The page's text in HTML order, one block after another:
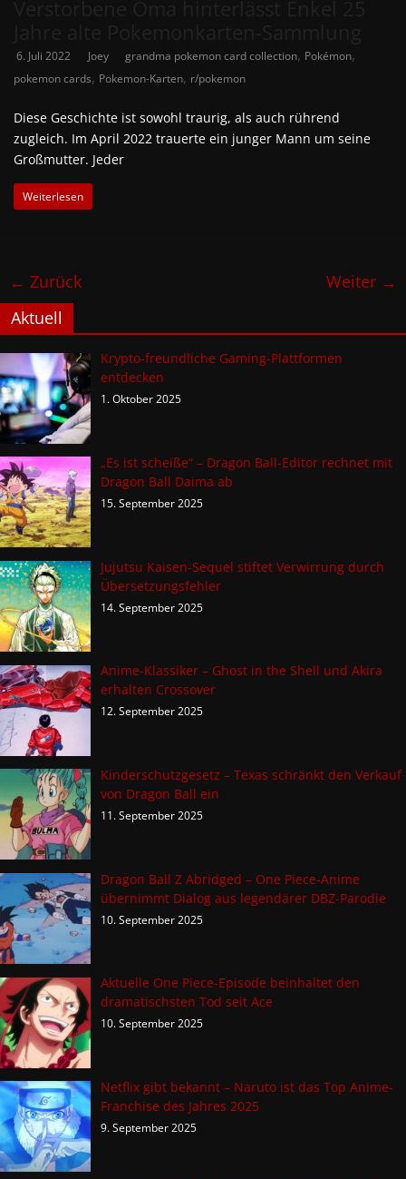
6. Juli 2022 Joey grandma pokemon card collection, Pokémon,
pokemon cards, Pokemon-Karten, r/pokemon
Diese Geschichte ist sowohl traurig, als auch rührend
zugleich. Im April 2022 trauerte ein junger Mann um seine
Großmutter. Jeder
Weiterlesen
← Zurück
Weiter →
Aktuell
Krypto-freundliche Gaming-Plattformen
entdecken
1. Oktober 2025
„Es ist scheiße“ – Dragon Ball-Editor rechnet mit
Dragon Ball Daima ab
15. September 2025
Jujutsu Kaisen-Sequel stiftet Verwirrung durch
Übersetzungsfehler
14. September 2025
Anime-Klassiker – Ghost in the Shell und Akira
erhalten Crossover
12. September 2025
Kinderschutzgesetz – Texas schränkt den Verkauf
von Dragon Ball ein
11. September 2025
Dragon Ball Z Abridged – One Piece-Anime
übernimmt Dialog aus legendärer DBZ-Parodie
10. September 2025
Aktuelle One Piece-Episode beinhaltet den
dramatischsten Tod seit Ace
10. September 2025
Netflix gibt bekannt – Naruto ist das Top Anime-
Franchise des Jahres 2025
9. September 2025